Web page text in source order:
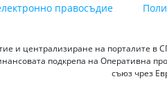
правосъдие
и централизиране на порталите в
подкрепа на Оперативна
съюз чрез